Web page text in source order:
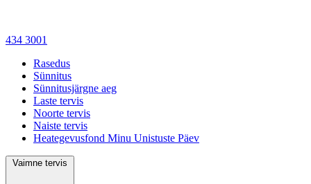
434 3001
Rasedus
Sünnitus
Sünnitusjärgne aeg
Laste tervis
Noorte tervis
Naiste tervis
Heategevusfond Minu Unistuste Päev
Vaimne tervis